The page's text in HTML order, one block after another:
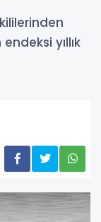
yıllık